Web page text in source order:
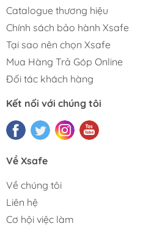
Catalogue thương hiệu
Chính sách bảo hành Xsafe
Tại sao nên chọn Xsafe
Mua Hàng Trả Góp Online
Đối tác khách hàng
Kết nối với chúng tôi
Về Xsafe
Về chúng tôi
Liên hệ
Cơ hội việc làm